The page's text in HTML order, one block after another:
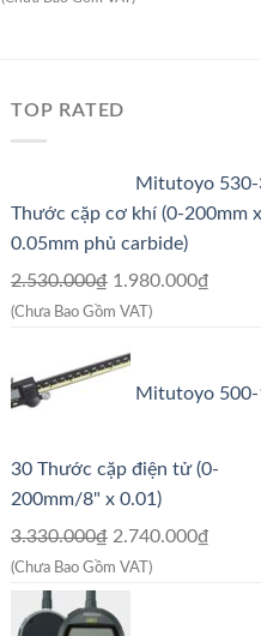
TOP RATED
Mitutoyo 530-
Thước cặp cơ khí (0-200mm x
0.05mm phủ carbide)
2.530.000₫ Giá
gốc
2.530.000₫.
1.980.000₫
(Chưa Bao Gồm VAT)
Mitutoyo
30 Thước cặp điện tử (0-
200mm/8" x 0.01)
3.330.000₫ Giá
gốc
3.330.000₫.
2.740.000₫
(Chưa Bao Gồm VAT)